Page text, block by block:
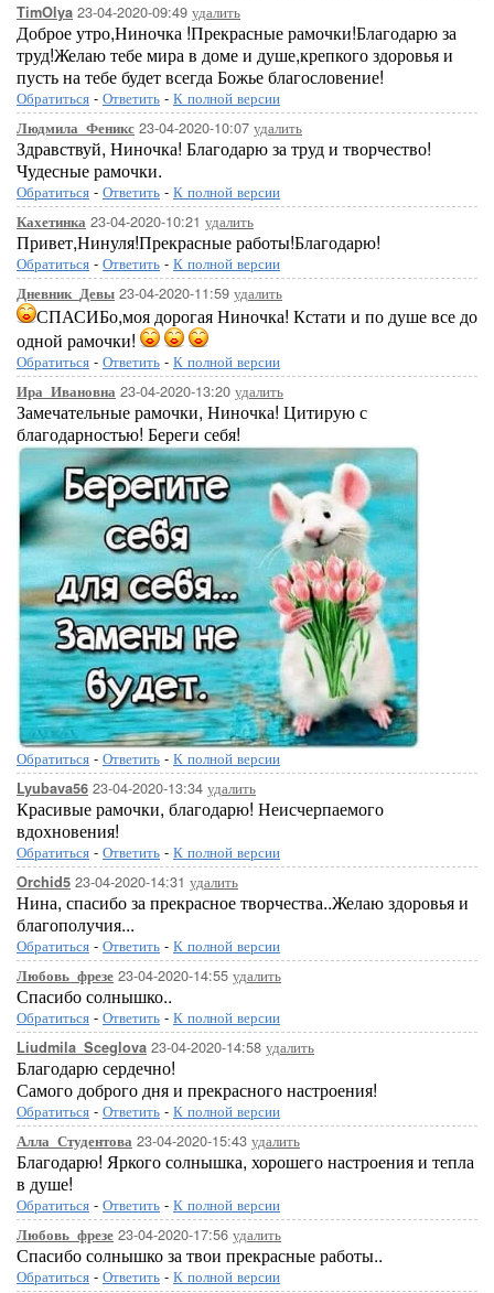
TimOlya 23-04-2020-09:49 удалить
Доброе утро,Ниночка !Прекрасные рамочки!Благодарю за
труд!Желаю тебе мира в доме и душе,крепкого здоровья и
пусть на тебе будет всегда Божье благословение!
Обратиться - Ответить - К полной версии
Людмила_Феникс 23-04-2020-10:07 удалить
Здравствуй, Ниночка! Благодарю за труд и творчество!
Чудесные рамочки.
Обратиться - Ответить - К полной версии
Кахетинка 23-04-2020-10:21 удалить
Привет,Нинуля!Прекрасные работы!Благодарю!
Обратиться - Ответить - К полной версии
Дневник_Девы 23-04-2020-11:59 удалить
СПАСИБо,моя дорогая Ниночка! Кстати и по душе все до
одной рамочки!
Обратиться - Ответить - К полной версии
Ира_Ивановна 23-04-2020-13:20 удалить
Замечательные рамочки, Ниночка! Цитирую с
благодарностью! Береги себя!
Обратиться - Ответить - К полной версии
Lyubava56 23-04-2020-13:34 удалить
Красивые рамочки, благодарю! Неисчерпаемого
вдохновения!
Обратиться - Ответить - К полной версии
Orchid5 23-04-2020-14:31 удалить
Нина, спасибо за прекрасное творчества..Желаю здоровья и
благополучия...
Обратиться - Ответить - К полной версии
Любовь_фрезе 23-04-2020-14:55 удалить
Спасибо солнышко..
Обратиться - Ответить - К полной версии
Liudmila_Sceglova 23-04-2020-14:58 удалить
Благодарю сердечно!
Самого доброго дня и прекрасного настроения!
Обратиться - Ответить - К полной версии
Алла_Студентова 23-04-2020-15:43 удалить
Благодарю! Яркого солнышка, хорошего настроения и тепла
в душе!
Обратиться - Ответить - К полной версии
Любовь_фрезе 23-04-2020-17:56 удалить
Спасибо солнышко за твои прекрасные работы..
Обратиться - Ответить - К полной версии